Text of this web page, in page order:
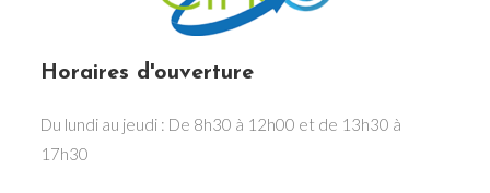
Horaires d'ouverture
Du lundi au jeudi : De 8h30 à 12h00 et de 13h30 à
17h30